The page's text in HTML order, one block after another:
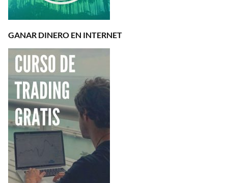
GANAR DINERO EN INTERNET